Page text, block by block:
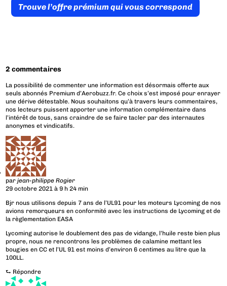
Trouve l’offre prémium qui vous correspond
2 commentaires
La possibilité de commenter une information est désormais offerte aux
seuls abonnés Premium d’Aerobuzz.fr. Ce choix s’est imposé pour enrayer
une dérive détestable. Nous souhaitons qu’à travers leurs commentaires,
nos lecteurs puissent apporter une information complémentaire dans
l’intérêt de tous, sans craindre de se faire tacler par des internautes
anonymes et vindicatifs.
parjean-philippe Rogier
29 octobre 2021 à 9 h 24 min
Bjr nous utilisons depuis 7 ans de l’UL91 pour les moteurs Lycoming de nos
avions remorqueurs en conformité avec les instructions de Lycoming et de
la règlementation EASA
Lycoming autorise le doublement des pas de vidange, l’huile reste bien plus
propre, nous ne rencontrons les problèmes de calamine mettant les
bougies en CC et l’UL 91 est moins d’environ 6 centimes au litre que la
100LL.
⮑ Répondre